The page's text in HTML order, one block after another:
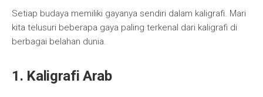
Setiap budaya memiliki gayanya sendiri dalam kaligrafi. Mari
kita telusuri beberapa gaya paling terkenal dari kaligrafi di
berbagai belahan dunia.
1. Kaligrafi Arab